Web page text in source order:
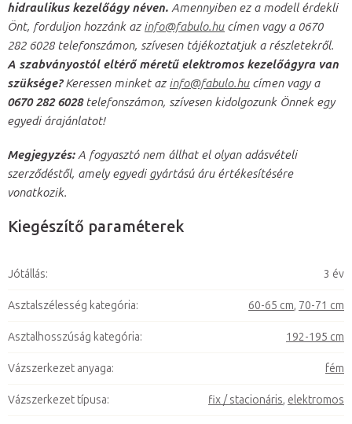
hidraulikus kezelőágy néven.Amennyiben ez a modell érdekli
Önt, forduljon hozzánk az info@fabulo.hu címen vagy a 0670
282 6028 telefonszámon, szívesen tájékoztatjuk a részletekről.
A szabványostól eltérő méretű elektromos kezelőágyra van
szüksége?Keressen minket az info@fabulo.hu címen vagy a
0670 282 6028 telefonszámon, szívesen kidolgozunk Önnek egy
egyedi árajánlatot!
Megjegyzés:A fogyasztó nem állhat el olyan adásvételi
szerződéstől, amely egyedi gyártású áru értékesítésére
vonatkozik.
Kiegészítő paraméterek
Jótállás: 3 év
Asztalszélesség kategória: 60-65 cm, 70-71 cm
Asztalhosszúság kategória: 192-195 cm
Vázszerkezet anyaga: fém
Vázszerkezet típusa: fix / stacionáris, elektromos